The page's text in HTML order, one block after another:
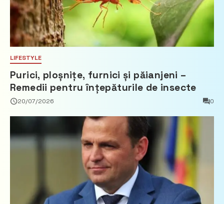
LIFESTYLE
Purici, ploșnițe, furnici și păianjeni –
Remedii pentru înțepăturile de insecte
20/07/2026 0